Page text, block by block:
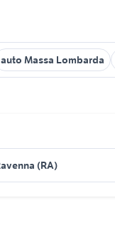
auto Massa Lombarda